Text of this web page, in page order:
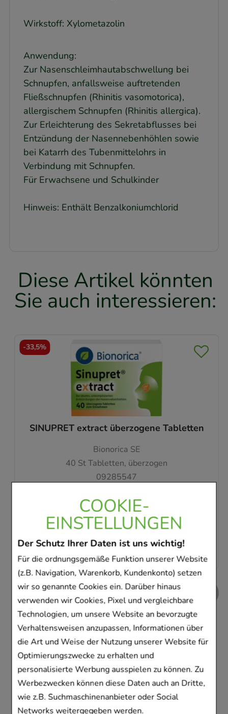
COOKIE-
EINSTELLUNGEN
Der Schutz Ihrer Daten ist uns wichtig!
Für die ordnungsgemäße Funktion unserer Website
(z.B. Navigation, Warenkorb, Kundenkonto) setzen
wir so genannte Cookies ein. Darüber hinaus
verwenden wir Cookies, Pixel und vergleichbare
Technologien, um unsere Website an bevorzugte
Verhaltensweisen anzupassen, Informationen über
die Art und Weise der Nutzung unserer Website für
Optimierungszwecke zu erhalten und
personalisierte Werbung ausspielen zu können. Zu
Werbezwecken können diese Daten auch an Dritte,
wie z.B. Suchmaschinenanbieter oder Social
Networks weitergegeben werden.
Wirkstoff: Xylometazolin
Anwendung:
Zur Nasenschleimhautabschwellung bei
Schnupfen, anfallsweise auftretenden
Fließschnupfen (Rhinitis vasomotorica),
allergischem Schnupfen (Rhinitis allergica).
Zur Erleichterung des Sekretabflusses bei
Entzündung der Nasennebenhöhlen sowie
bei Katarrh des Tubenmittelohrs in
Verbindung mit Schnupfen.
Für Erwachsene und Schulkinder
Hinweis: Enthält Benzalkoniumchlorid
Diese Artikel könnten
Sie auch interessieren:
SINUPRET extract überzogene Tabletten
Bionorica SE
40 StTabletten, überzogen
09285547
Sofort lieferbar
19,99 €¹
29,99 €
-33,5%
Kunden, die dieses
Produkt gekauft
haben, haben sich
ebenfalls für folgende